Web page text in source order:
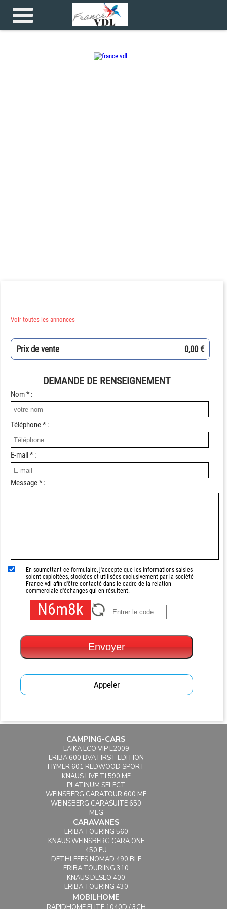
Accueil>>
Voir toutes les annonces
Prix de vente 0,00 €
DEMANDE DE RENSEIGNEMENT
Nom * :
Téléphone * :
E-mail * :
Message * :
En soumettant ce formulaire, j'accepte que les informations saisies
soient exploitées, stockées et utilisées exclusivement par la société
France vdl afin d'être contacté dans le cadre de la relation
commerciale d'échanges qui en résultent.
N6m8k
Envoyer
Appeler
CAMPING-CARS
LAIKA ECO VIP L2009
ERIBA 600 BVA FIRST EDITION
HYMER 601 REDWOOD SPORT
KNAUS LIVE TI 590 MF
PLATINUM SELECT
WEINSBERG CARATOUR 600 ME
WEINSBERG CARASUITE 650
MEG
CARAVANES
ERIBA TOURING 560
KNAUS WEINSBERG CARA ONE
450 FU
DETHLEFFS NOMAD 490 BLF
ERIBA TOURIING 310
KNAUS DESEO 400
ERIBA TOURING 430
MOBILHOME